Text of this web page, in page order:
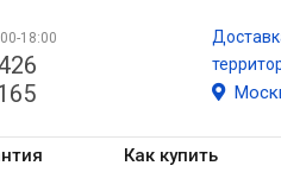
18:00
Как купить